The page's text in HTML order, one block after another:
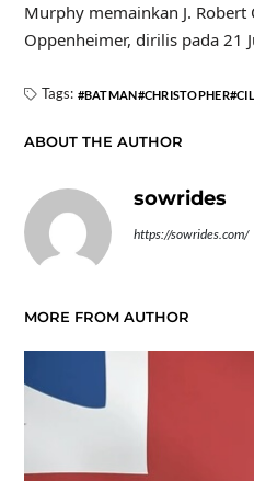
Murphy memainkan J.
Oppenheimer, dirilis pada 21
Tags: BATMAN CHRISTOPHER
ABOUT THE AUTHOR
sowrides
https://sowrides.com/
MORE FROM AUTHOR